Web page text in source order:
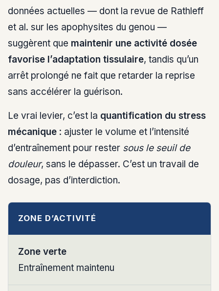
données actuelles — dont la revue de Rathleff
et al. sur les apophysites du genou —
suggèrent que maintenir une activité dosée
favorise l’adaptation tissulaire, tandis qu’un
arrêt prolongé ne fait que retarder la reprise
sans accélérer la guérison.
Le vrai levier, c’est la quantification du stress
mécanique : ajuster le volume et l’intensité
d’entraînement pour rester sous le seuil de
douleur, sans le dépasser. C’est un travail de
dosage, pas d’interdiction.
ZONE D’ACTIVITÉ
Zone verte
Entraînement maintenu